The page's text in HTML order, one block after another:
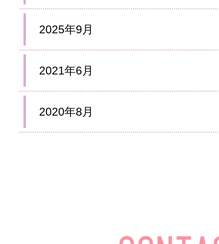
2025年9月
2021年6月
2020年8月